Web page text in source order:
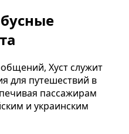
Хуст служит
для путешествий в
пассажирам
и украинским